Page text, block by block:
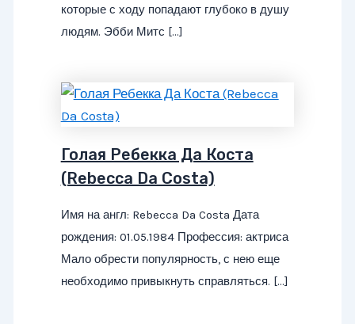
которые с ходу попадают глубоко в душу
людям. Эбби Митс […]
Голая Ребекка Да Коста
(Rebecca Da Costa)
Имя на англ: Rebecca Da Costa Дата
рождения: 01.05.1984 Профессия: актриса
Мало обрести популярность, с нею еще
необходимо привыкнуть справляться. […]